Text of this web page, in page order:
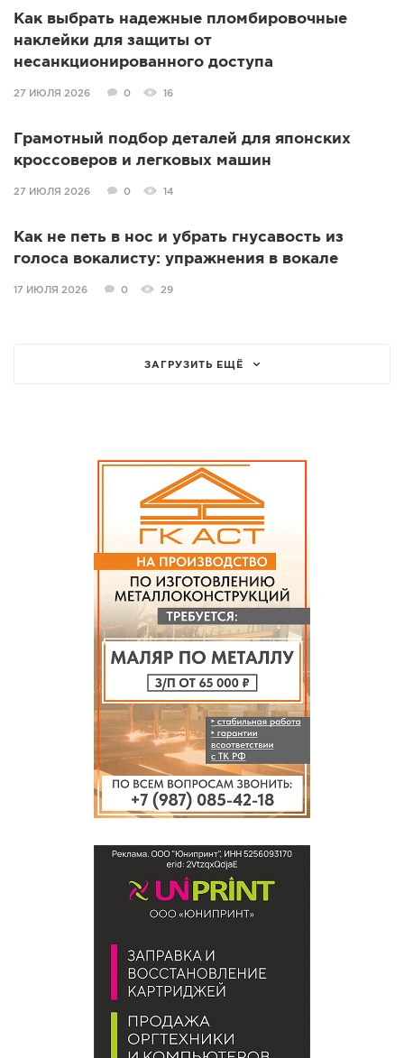
Как выбрать надежные пломбировочные
наклейки для защиты от
несанкционированного доступа
27 ИЮЛЯ 2026 0 16
Грамотный подбор деталей для японских
кроссоверов и легковых машин
27 ИЮЛЯ 2026 0 14
Как не петь в нос и убрать гнусавость из
голоса вокалисту: упражнения в вокале
17 ИЮЛЯ 2026 0 29
ЗАГРУЗИТЬ ЕЩЁ